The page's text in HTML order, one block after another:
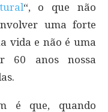
“, o que não
uma forte
vida e não é uma
60 anos nossa
é que, quando